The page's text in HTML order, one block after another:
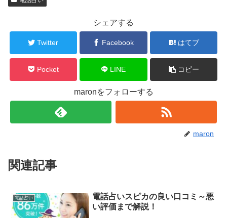
シェアする
Twitter Facebook はてブ
Pocket LINE コピー
maronをフォローする
maron
関連記事
電話占い
電話占いスピカの良い口コミ～悪
い評価まで解説！